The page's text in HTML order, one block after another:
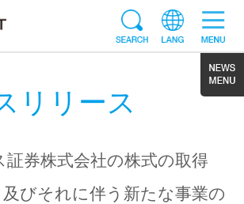
リリース
証券株式会社の株式の取得
及びそれに伴う新たな事業の